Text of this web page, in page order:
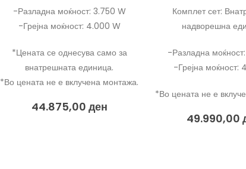
-Разладна моќност: 3.750 W
-Грејна моќност: 4.000 W
*Цената се однесува само за
внатрешната единица.
*Во цената не е вклучена монтажа.
44.875,00 ден
Комплет сет:
надворешна
-Разладна
-Грејна моќност:
*Во цената не е
49.990,00